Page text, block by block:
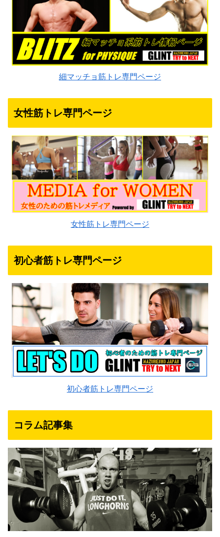
細マッチョ筋トレ専門ページ
女性筋トレ専門ページ
女性筋トレ専門ページ
初心者筋トレ専門ページ
初心者筋トレ専門ページ
コラム記事集